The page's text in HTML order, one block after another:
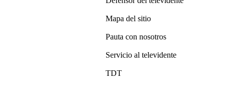
Mapa del sitio
Pauta con nosotros
Servicio al televidente
TDT